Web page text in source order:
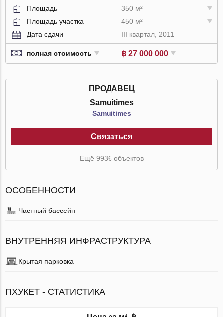
Площадь
350 м²
Площадь участка
450 м²
Дата сдачи
III квартал, 2011
полная стоимость ฿ 27 000 000
ПРОДАВЕЦ
Samuitimes
Samuitimes
Связаться
Ещё 9936 объектов
ОСОБЕННОСТИ
Частный бассейн
ВНУТРЕННЯЯ ИНФРАСТРУКТУРА
Крытая парковка
ПХУКЕТ - СТАТИСТИКА